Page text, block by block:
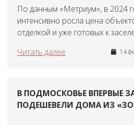
По данным «Метриум», в 2024
интенсивно росла цена
отделкой и уже готовых к
Читать далее
14
В ПОДМОСКОВЬЕ ВПЕРВЫЕ
ПОДЕШЕВЕЛИ ДОМА ИЗ